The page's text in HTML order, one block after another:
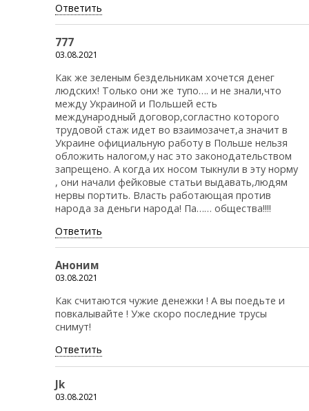
Ответить
777
03.08.2021
Как же зеленым бездельникам хочется денег
людских! Только они же тупо…. и не знали,что
между Украиной и Польшей есть
международный договор,согластно которого
трудовой стаж идет во взаимозачет,а значит в
Украине официальную работу в Польше нельзя
обложить налогом,у нас это законодательством
запрещено. А когда их носом тыкнули в эту норму
, они начали фейковые статьи выдавать,людям
нервы портить. Власть работающая против
народа за деньги народа! Па…… общества!!!!
Ответить
Аноним
03.08.2021
Как считаются чужие денежки ! А вы поедьте и
повкалывайте ! Уже скоро последние трусы
снимут!
Ответить
Jk
03.08.2021